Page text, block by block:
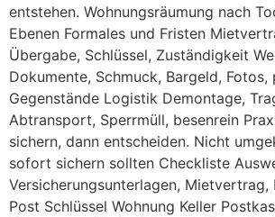
entstehen. Wohnungsräumung nach
Ebenen Formales und Fristen
Übergabe, Schlüssel, Zuständigkeit
Dokumente, Schmuck, Bargeld, Fotos,
Gegenstände Logistik Demontage,
Abtransport, Sperrmüll, besenrein
sichern, dann entscheiden. Nicht
sofort sichern sollten Checkliste
Versicherungsunterlagen, Mietvertrag,
Post Schlüssel Wohnung Keller